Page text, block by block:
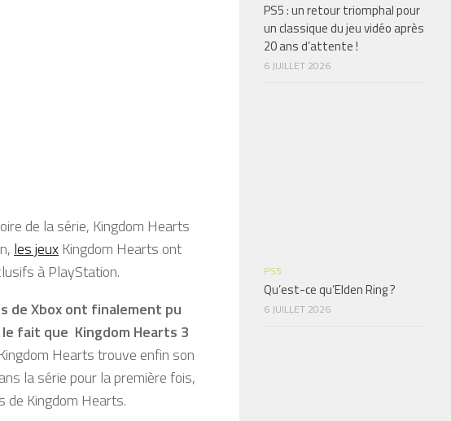
de la série, Kingdom Hearts
les jeux Kingdom Hearts ont
à PlayStation.
de Xbox ont finalement pu
fait que Kingdom Hearts 3
Hearts trouve enfin son
la série pour la première fois,
de Kingdom Hearts.
PS5 : un retour triomphal pour
un classique du jeu vidéo après
20 ans d’attente !
6 JUILLET 2026
PS5
Qu’est-ce qu’Elden Ring ?
6 JUILLET 2026